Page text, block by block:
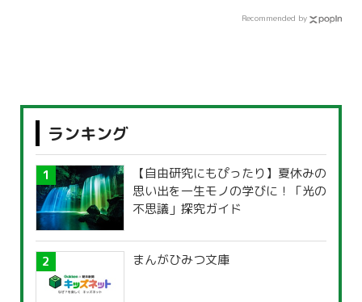
Recommended by
ランキング
【自由研究にもぴったり】夏休みの
思い出を一生モノの学びに！「光の
不思議」探究ガイド
まんがひみつ文庫